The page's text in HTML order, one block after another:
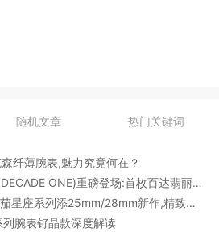
随机文章 热门关键词
纤薄腕表,魅力究竟何在？
富艺斯钟表十周年拍卖(DECADE ONE)重磅登场:首枚百达翡丽1518精钢腕表领衔呈献
小尺寸也有大魅力,欧米茄星座系列添25mm/28mm新作,精致感拉满
列腕表钌晶款深度解读​